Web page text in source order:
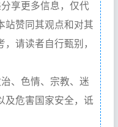
享更多信息，仅代
站赞同其观点和对其
请读者自行甄别，
、色情、宗教、迷
及危害国家安全，诋